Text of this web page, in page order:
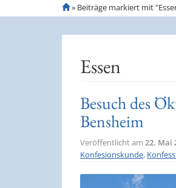
S
t
» Beiträge markiert mit
Essen
Besuch des
Bensheim
Veröffentlicht am 22. Mai
Konfesionskunde,